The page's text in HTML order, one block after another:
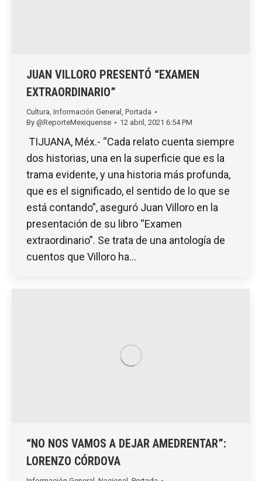
JUAN VILLORO PRESENTÓ “EXAMEN
EXTRAORDINARIO”
Cultura Información General
Portada
By @ReporteMexiquense 12 abril, 2021 6:54 PM
TIJUANA, Méx.- “Cada relato cuenta siempre
dos historias, una en la superficie que es la
trama evidente, y una historia más profunda,
que es el significado, el sentido de lo que se
está contando”, aseguró Juan Villoro en la
presentación de su libro “Examen
extraordinario”. Se trata de una antología de
cuentos que Villoro ha…
“NO NOS VAMOS A DEJAR AMEDRENTAR”:
LORENZO CÓRDOVA